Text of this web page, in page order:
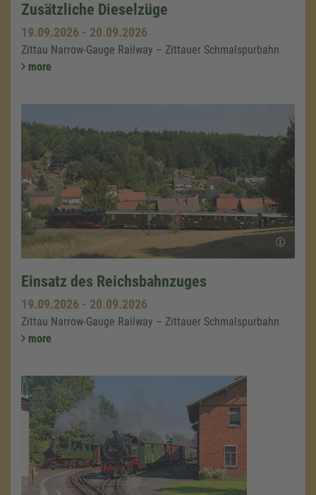
Zusätzliche Dieselzüge
19.09.2026 - 20.09.2026
Zittau Narrow-Gauge Railway – Zittauer Schmalspurbahn
more
Einsatz des Reichsbahnzuges
19.09.2026 - 20.09.2026
Zittau Narrow-Gauge Railway – Zittauer Schmalspurbahn
more